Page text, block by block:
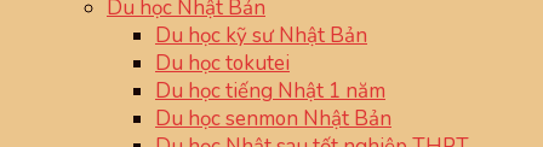
Du học Nhật Bản
Du học kỹ sư Nhật Bản
Du học tokutei
Du học tiếng Nhật 1 năm
Du học senmon Nhật Bản